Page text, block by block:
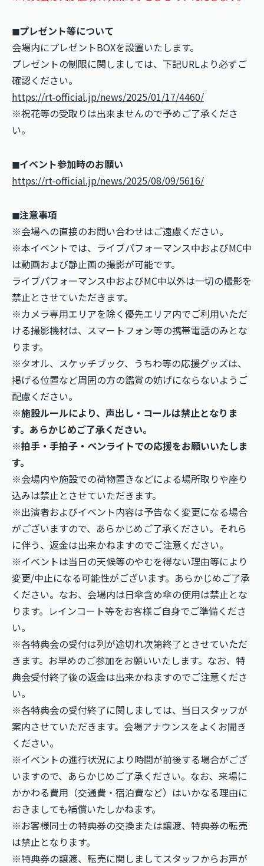
◼︎プレゼント等について
会場内にプレゼントBOXを設置いたします。
プレゼントの制限に関しましては、下記URLより必ずご
確認ください。
https://rt-official.jp/news/2025/01/17/4460/
※祝花等の受取りは出来ませんので予めご了承くださ
い。
◼︎イベント参加時のお願い
https://rt-official.jp/news/2025/08/09/5616/
◼︎注意事項
※会場への直接のお問い合わせはご遠慮ください。
※本イベントでは、ライブパフォーマンス中およびMC中
は動画および静止画の撮影が可能です。
ライブパフォーマンス中およびMC中以外は一切の撮影を
禁止とさせていただきます。
※カメラ専用エリアを除く優先エリア内でご利用いただ
ける撮影機材は、スマートフォン等の携帯電話のみとな
ります。
※タオル、スケッチブック、うちわ等の応援グッズは、
掲げる位置など周囲の方の鑑賞の妨げにならないようご
配慮ください。
※施設ルールにより、声出し・コールは禁止となりま
す。あらかじめご了承ください。
※拍手・手拍子・ペンライトでの応援をお願いいたしま
す。
※会場内や施設での荷物置きなどによる場所取りや座り
込みは禁止とさせていただきます。
※出演者およびイベント内容は予告なく変更になる場合
がございますので、あらかじめご了承ください。それら
に伴う、返金は出来かねますのでご注意ください。
※イベントは当日の天候等のやむを得ない理由等により
変更/中止になる可能性がございます。あらかじめご了承
ください。なお、会場内は日傘含め傘の使用は禁止とな
ります。レインコート等をお客様ご自身でご準備くださ
い。
※各特典会の受付は列が途切れ次第終了とさせていただ
きます。お早めのご参加をお願いいたします。なお、特
典会受付終了後の返金は出来かねますのでご注意くださ
い。
※各特典会の受付終了に関しましては、当日スタッフが
案内させていただきます。会場アナウンスをよくお聞き
ください。
※イベントの進行状況により時間が前後する場合がござ
いますので、あらかじめご了承ください。なお、来場に
かかわる費用（交通費・宿泊費など）はいかなる理由に
おきましても補償いたしかねます。
※お客様同士の特典券の交換または譲渡、特典券の転売
は禁止となります。
※特典券の譲渡、転売に関しましてスタッフからお声が